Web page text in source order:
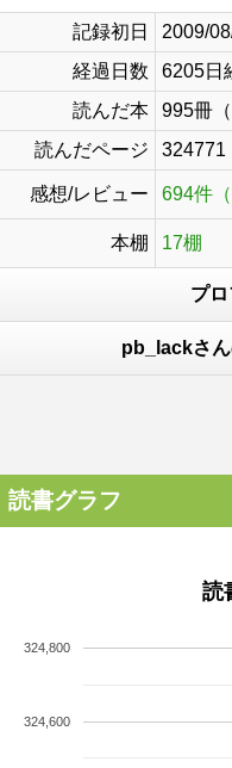
記録初日
2009/
経過日数
6205日
読んだ本
995冊
読んだページ
324771
感想/レビュー 694件
本棚 17棚
プ
pb_lackさ
読書グラフ
読
324,600
324,800